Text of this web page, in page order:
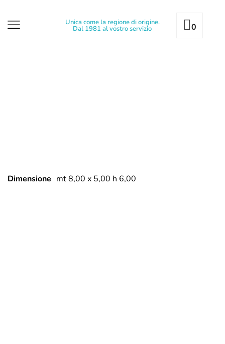
Unica come la regione di origine.
Dal 1981 al vostro servizio 0
Dimensione mt 8,00 x 5,00 h 6,00